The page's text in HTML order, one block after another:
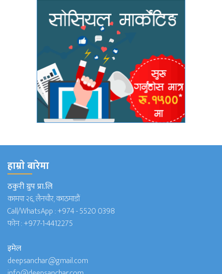
हाम्राे बारेमा
ठकुरी ग्रुप प्रा.लि
कामपा २६, लैनचौर, काठमाडौं
Call/WhatsApp :+974 - 5520 0398
फोन :+977-1-4412275
इमेल
deepsanchar@gmail.com